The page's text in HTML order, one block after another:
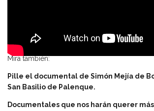
Mira también:
Pille el documental de Simón Mejía de
San Basilio de Palenque.
Documentales que nos harán querer